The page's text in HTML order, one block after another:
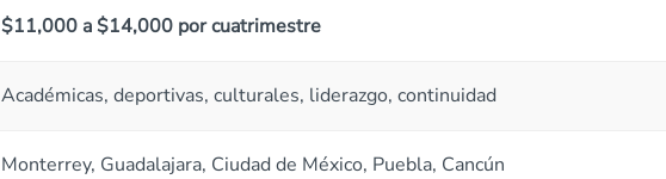
$11,000 a $14,000 por cuatrimestre
Académicas, deportivas, culturales, liderazgo, continuidad
Monterrey, Guadalajara, Ciudad de México, Puebla, Cancún